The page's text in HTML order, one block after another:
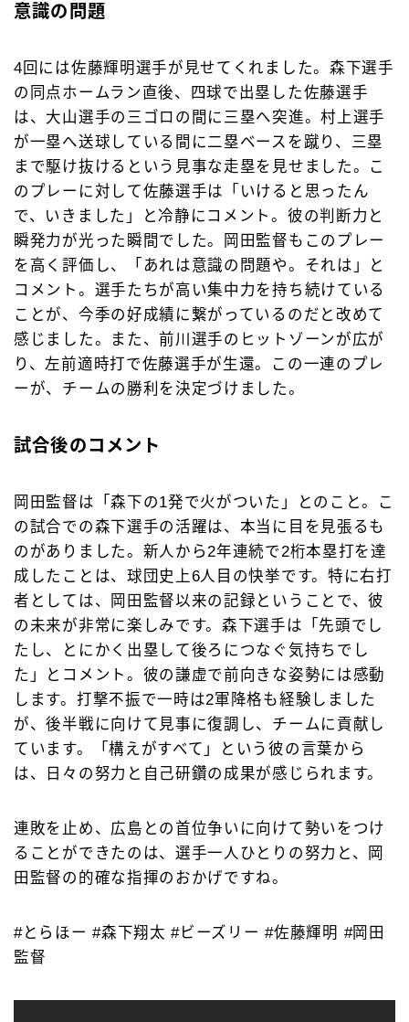
意識の問題
4回には佐藤輝明選手が見せてくれました。森下選手
の同点ホームラン直後、四球で出塁した佐藤選手
は、大山選手の三ゴロの間に三塁へ突進。村上選手
が一塁へ送球している間に二塁ベースを蹴り、三塁
まで駆け抜けるという見事な走塁を見せました。こ
のプレーに対して佐藤選手は「いけると思ったん
で、いきました」と冷静にコメント。彼の判断力と
瞬発力が光った瞬間でした。岡田監督もこのプレー
を高く評価し、「あれは意識の問題や。それは」と
コメント。選手たちが高い集中力を持ち続けている
ことが、今季の好成績に繋がっているのだと改めて
感じました。また、前川選手のヒットゾーンが広が
り、左前適時打で佐藤選手が生還。この一連のプレ
ーが、チームの勝利を決定づけました。
試合後のコメント
岡田監督は「森下の1発で火がついた」とのこと。こ
の試合での森下選手の活躍は、本当に目を見張るも
のがありました。新人から2年連続で2桁本塁打を達
成したことは、球団史上6人目の快挙です。特に右打
者としては、岡田監督以来の記録ということで、彼
の未来が非常に楽しみです。森下選手は「先頭でし
たし、とにかく出塁して後ろにつなぐ気持ちでし
た」とコメント。彼の謙虚で前向きな姿勢には感動
します。打撃不振で一時は2軍降格も経験しました
が、後半戦に向けて見事に復調し、チームに貢献し
ています。「構えがすべて」という彼の言葉から
は、日々の努力と自己研鑽の成果が感じられます。
連敗を止め、広島との首位争いに向けて勢いをつけ
ることができたのは、選手一人ひとりの努力と、岡
田監督の的確な指揮のおかげですね。
#とらほー #森下翔太 #ビーズリー #佐藤輝明 #岡田
監督